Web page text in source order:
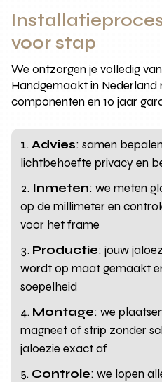
voor stap
We ontzorgen je volledig
Handgemaakt in Nederland
componenten en 10 jaar
Advies: samen
lichtbehoefte privacy en
Inmeten: we meten
op de millimeter en
voor het frame
Productie: jouw
wordt op maat gemaakt
soepelheid
Montage: we
magneet of strip zonder
jaloezie exact af
Controle: we lopen